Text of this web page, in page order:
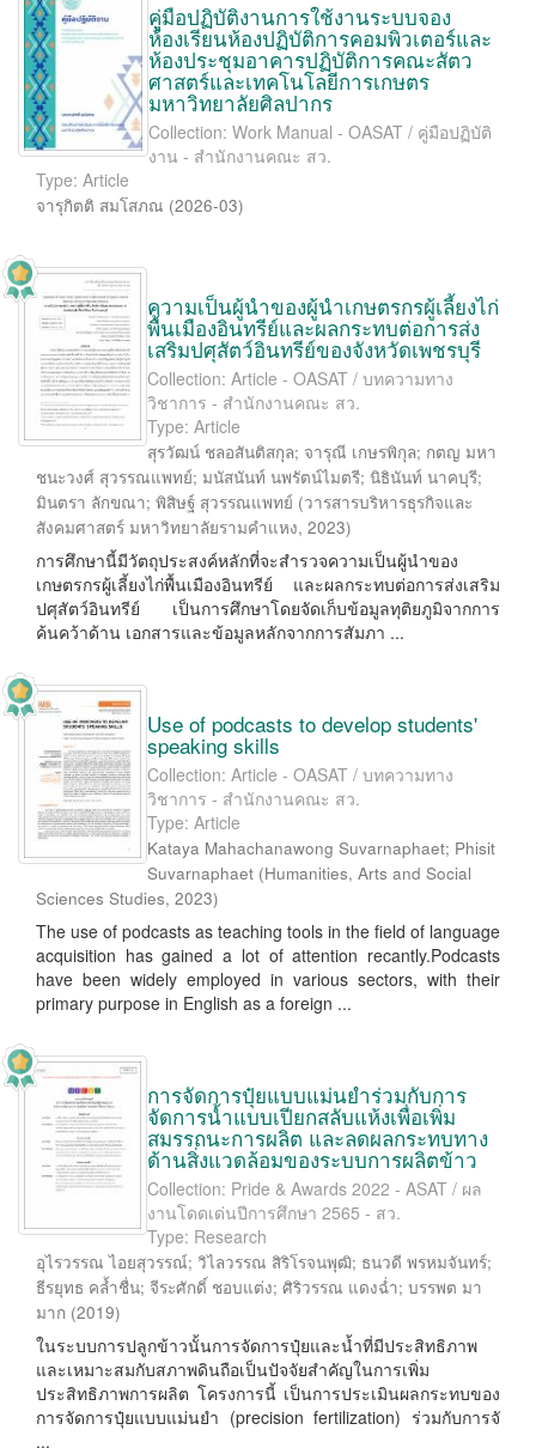
คูู่มือปฏิบัติงานการใช้งานระบบจอง
ห้องเรียนห้องปฏิบัติการคอมพิวเตอร์และ
ห้องประชุมอาคารปฏิบัติการคณะสัตว
ศาสตร์และเทคโนโลยีการเกษตร
มหาวิทยาลัยศิลปากร
Collection: Work Manual - OASAT / คู่มือปฏิบัติ
งาน - สำนักงานคณะ สว.
Type: Article
จารุกิตติ สมโสภณ (2026-03)
ความเป็นผู้นำของผู้นำเกษตรกรผู้เลี้ยงไก่
พื้นเมืองอินทรีย์และผลกระทบต่อการส่ง
เสริมปศุสัตว์อินทรีย์ของจังหวัดเพชรบุรี
Collection: Article - OASAT / บทความทาง
วิชาการ - สำนักงานคณะ สว.
Type: Article
สุรวัฒน์ ชลอสันติสกุล; จารุณี เกษรพิกุล; กตญ มหา
ชนะวงศ์ สุวรรณแพทย์; มนัสนันท์ นพรัตน์ไมตรี; นิธินันท์ นาคบุรี;
มินตรา ลักขณา; พิสิษฐ์ สุวรรณแพทย์ (วารสารบริหารธุรกิจและ
สังคมศาสตร์ มหาวิทยาลัยรามคำแหง, 2023)
การศึกษานี้มีวัตถุประสงค์หลักที่จะสำรวจความเป็นผู้นำของ
เกษตรกรผู้เลี้ยงไก่พื้นเมืองอินทรีย์ และผลกระทบต่อการส่งเสริม
ปศุสัตว์อินทรีย์ เป็นการศึกษาโดยจัดเก็บข้อมูลทุติยภูมิจากการ
ค้นคว้าด้าน เอกสารและข้อมูลหลักจากการสัมภา ...
Use of podcasts to develop students'
speaking skills
Collection: Article - OASAT / บทความทาง
วิชาการ - สำนักงานคณะ สว.
Type: Article
Kataya Mahachanawong Suvarnaphaet; Phisit
Suvarnaphaet (Humanities, Arts and Social
Sciences Studies, 2023)
The use of podcasts as teaching tools in the field of language
acquisition has gained a lot of attention recantly.Podcasts
have been widely employed in various sectors, with their
primary purpose in English as a foreign ...
การจัดการปุ๋ยแบบแม่นยำร่วมกับการ
จัดการน้ำแบบเปียกสลับแห้งเพื่อเพิ่ม
สมรรถนะการผลิต และลดผลกระทบทาง
ด้านสิ่งแวดล้อมของระบบการผลิตข้าว
Collection: Pride & Awards 2022 - ASAT / ผล
งานโดดเด่นปีการศึกษา 2565 - สว.
Type: Research
อุไรวรรณ ไอยสุวรรณ์; วิไลวรรณ สิริโรจนพุฒิ; ธนวดี พรหมจันทร์;
ธีรยุทธ คล้ำชื่น; จีระศักดิ์ ชอบแต่ง; ศิริวรรณ แดงฉ่ำ; บรรพต มา
มาก (2019)
ในระบบการปลูกข้าวนั้นการจัดการปุ๋ยและน้ำที่มีประสิทธิภาพ
และเหมาะสมกับสภาพดินถือเป็นปัจจัยสำคัญในการเพิ่ม
ประสิทธิภาพการผลิต โครงการนี้ เป็นการประเมินผลกระทบของ
การจัดการปุ๋ยแบบแม่นยำ (precision fertilization) ร่วมกับการจั
...